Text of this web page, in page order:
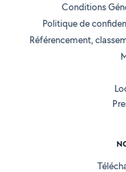
Conditions
Politique de
Référencement,